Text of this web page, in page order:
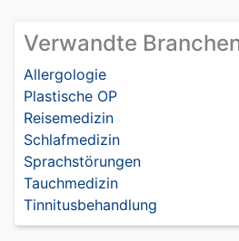
Verwandte
Allergologie
Plastische OP
Reisemedizin
Schlafmedizin
Sprachstörungen
Tauchmedizin
Tinnitusbehandlung